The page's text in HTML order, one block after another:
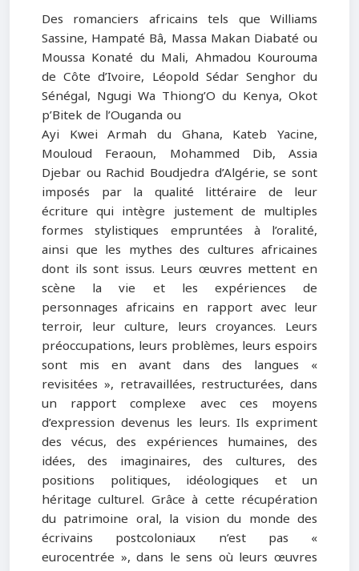
Des romanciers africains tels que Williams
Sassine, Hampaté Bâ, Massa Makan Diabaté ou
Moussa Konaté du Mali, Ahmadou Kourouma
de Côte d’Ivoire, Léopold Sédar Senghor du
Sénégal, Ngugi Wa Thiong’O du Kenya, Okot
p’Bitek de l’Ouganda ou
Ayi Kwei Armah du Ghana, Kateb Yacine,
Mouloud Feraoun, Mohammed Dib, Assia
Djebar ou Rachid Boudjedra d’Algérie, se sont
imposés par la qualité littéraire de leur
écriture qui intègre justement de multiples
formes stylistiques empruntées à l’oralité,
ainsi que les mythes des cultures africaines
dont ils sont issus. Leurs œuvres mettent en
scène la vie et les expériences de
personnages africains en rapport avec leur
terroir, leur culture, leurs croyances. Leurs
préoccupations, leurs problèmes, leurs espoirs
sont mis en avant dans des langues «
revisitées », retravaillées, restructurées, dans
un rapport complexe avec ces moyens
d’expression devenus les leurs. Ils expriment
des vécus, des expériences humaines, des
idées, des imaginaires, des cultures, des
positions politiques, idéologiques et un
héritage culturel. Grâce à cette récupération
du patrimoine oral, la vision du monde des
écrivains postcoloniaux n’est pas «
eurocentrée », dans le sens où leurs œuvres